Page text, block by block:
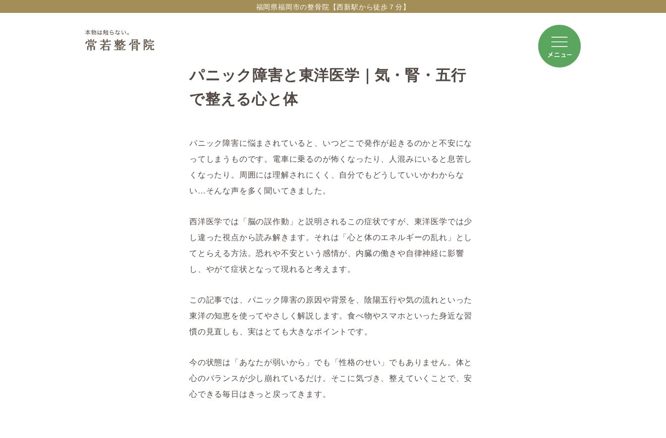
福岡県福岡市の整骨院【西新駅から徒歩７分】
パニック障害と東洋医学｜気・腎・五行
で整える心と体
パニック障害に悩まされていると、いつどこで発作が起きるのかと不安にな
ってしまうものです。電車に乗るのが怖くなったり、人混みにいると息苦し
くなったり。周囲には理解されにくく、自分でもどうしていいかわからな
い…そんな声を多く聞いてきました。
西洋医学では「脳の誤作動」と説明されるこの症状ですが、東洋医学では少
し違った視点から読み解きます。それは「心と体のエネルギーの乱れ」とし
てとらえる方法。恐れや不安という感情が、内臓の働きや自律神経に影響
し、やがて症状となって現れると考えます。
この記事では、パニック障害の原因や背景を、陰陽五行や気の流れといった
東洋の知恵を使ってやさしく解説します。食べ物やスマホといった身近な習
慣の見直しも、実はとても大きなポイントです。
今の状態は「あなたが弱いから」でも「性格のせい」でもありません。体と
心のバランスが少し崩れているだけ。そこに気づき、整えていくことで、安
心できる毎日はきっと戻ってきます。